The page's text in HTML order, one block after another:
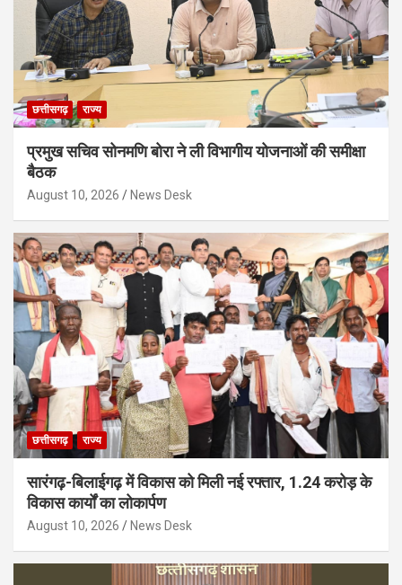
छत्तीसगढ़ राज्य
प्रमुख सचिव सोनमणि बोरा ने ली विभागीय योजनाओं की समीक्षा
बैठक
August 10, 2026 News Desk
छत्तीसगढ़ राज्य
सारंगढ़-बिलाईगढ़ में विकास को मिली नई रफ्तार, 1.24 करोड़ के
विकास कार्यों का लोकार्पण
August 10, 2026 News Desk